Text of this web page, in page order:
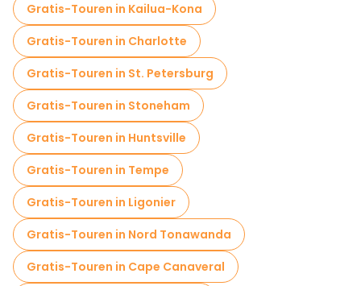
Gratis-Touren in Kailua-Kona
Gratis-Touren in Charlotte
Gratis-Touren in St. Petersburg
Gratis-Touren in Stoneham
Gratis-Touren in Huntsville
Gratis-Touren in Tempe
Gratis-Touren in Ligonier
Gratis-Touren in Nord Tonawanda
Gratis-Touren in Cape Canaveral